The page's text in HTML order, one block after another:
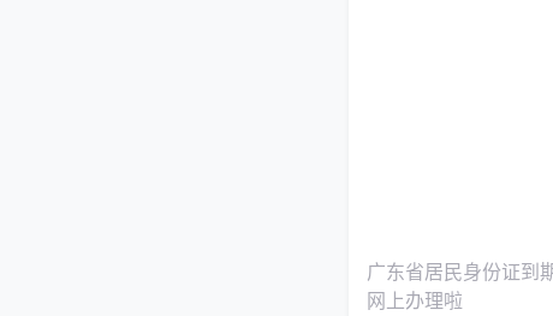
广东省居民身份证到
网上办理啦